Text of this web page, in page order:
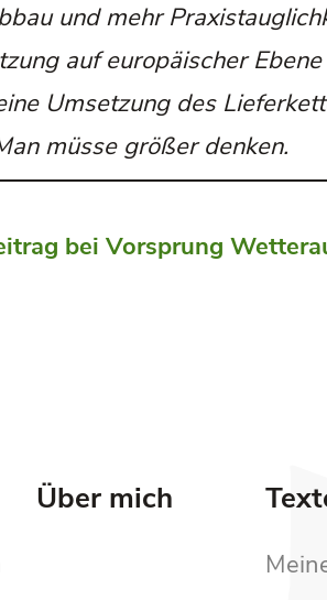
und mehr
auf europäischer
Umsetzung des
müsse größer denken.
bei Vorsprung
Über mich